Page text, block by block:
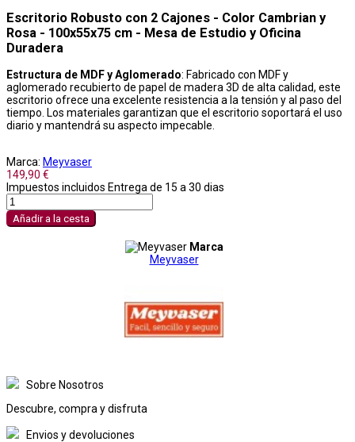
Escritorio Robusto con 2 Cajones - Color Cambrian y
Rosa - 100x55x75 cm - Mesa de Estudio y Oficina
Duradera
Estructura de MDF y Aglomerado: Fabricado con MDF y
aglomerado recubierto de papel de madera 3D de alta calidad, este
escritorio ofrece una excelente resistencia a la tensión y al paso del
tiempo. Los materiales garantizan que el escritorio soportará el uso
diario y mantendrá su aspecto impecable.
Marca: Meyvaser
149,90 €
Impuestos incluidos Entrega de 15 a 30 dias
Añadir a la cesta
Marca
Meyvaser
Sobre Nosotros
Descubre, compra y disfruta
Envios y devoluciones